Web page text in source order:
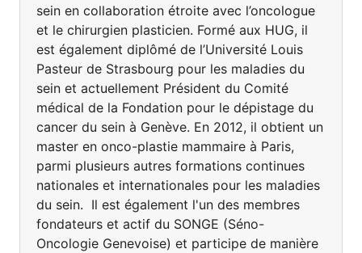
sein en collaboration étroite avec l’oncologue
et le chirurgien plasticien. Formé aux HUG, il
est également diplômé de l’Université Louis
Pasteur de Strasbourg pour les maladies du
sein et actuellement Président du Comité
médical de la Fondation pour le dépistage du
cancer du sein à Genève. En 2012, il obtient un
master en onco-plastie mammaire à Paris,
parmi plusieurs autres formations continues
nationales et internationales pour les maladies
du sein. Il est également l'un des membres
fondateurs et actif du SONGE (Séno-
Oncologie Genevoise) et participe de manière